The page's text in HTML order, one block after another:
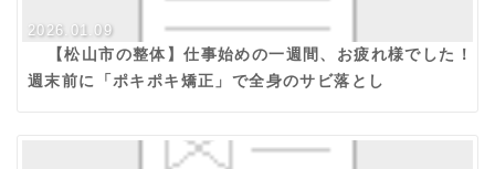
2026.01.09
【松山市の整体】仕事始めの一週間、お疲れ様でした！
週末前に「ポキポキ矯正」で全身のサビ落とし